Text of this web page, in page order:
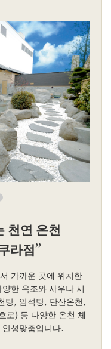
천연 온천
라점”
가까운 곳에 위치한
한 욕조와 사우나 시
탕, 암석탕, 탄산온천,
로) 등 다양한 온천 체
성맞춤입니다.